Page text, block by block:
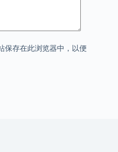
保存在此浏览器中，以便